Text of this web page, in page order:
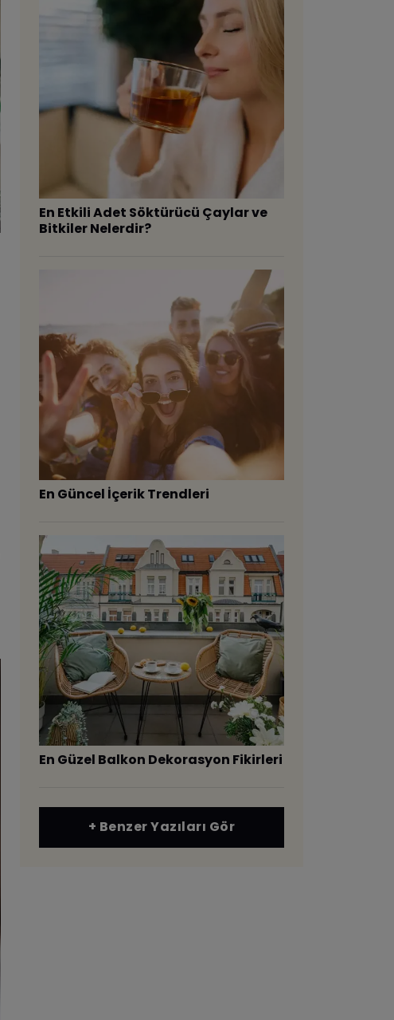
En Etkili Adet Söktürücü Çaylar ve
Bitkiler Nelerdir?
En Güncel İçerik Trendleri
En Güzel Balkon Dekorasyon Fikirleri
+ Benzer Yazıları Gör